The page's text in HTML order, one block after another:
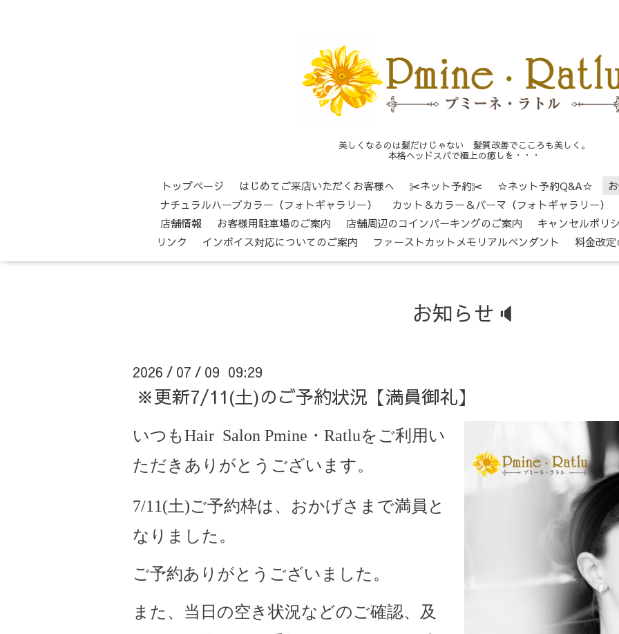
美しくなるのは髪だけじゃない 髪質改善でこころも美しく。
本格ヘッドスパで極上の癒しを・・・
トップページ はじめてご来店いただくお客様へ ✂ネット予約✂ ☆ネット予約Q&A☆
ナチュラルハーブカラー（フォトギャラリー）
カット＆カラー＆パーマ（フォトギャラリー）
店舗情報
お客様用駐車場のご案内 店舗周辺のコインパーキングのご案内
キャンセルポリ
リンク
インボイス対応についてのご案内 ファーストカットメモリアルペンダント 料金改
お知らせ🔈
2026 / 07 / 09 09:29
※更新7/11(土)のご予約状況【満員御礼】
いつもHair Salon Pmine・Ratluをご利用い
ただきありがとうございます。
7/11(土)ご予約枠は、おかげさまで満員と
なりました。
ご予約ありがとうございました。
また、当日の空き状況などのご確認、及